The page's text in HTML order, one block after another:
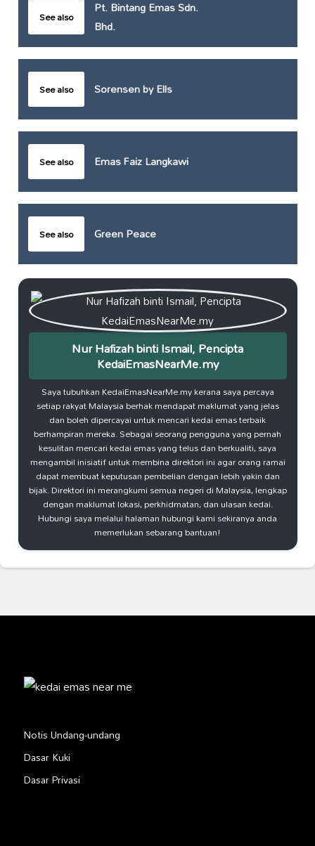
See also
Pt. Bintang Emas Sdn.
Bhd.
See also Sorensen by Ells
See also Emas Faiz Langkawi
See also Green Peace
Nur Hafizah binti Ismail, Pencipta
KedaiEmasNearMe.my
Saya tubuhkan KedaiEmasNearMe.my kerana saya percaya
setiap rakyat Malaysia berhak mendapat maklumat yang jelas
dan boleh dipercayai untuk mencari kedai emas terbaik
berhampiran mereka. Sebagai seorang pengguna yang pernah
kesulitan mencari kedai emas yang telus dan berkualiti, saya
mengambil inisiatif untuk membina direktori ini agar orang ramai
dapat membuat keputusan pembelian dengan lebih yakin dan
bijak. Direktori ini merangkumi semua negeri di Malaysia, lengkap
dengan maklumat lokasi, perkhidmatan, dan ulasan kedai.
Hubungi saya melalui halaman hubungi kami sekiranya anda
memerlukan sebarang bantuan!
Notis Undang-undang
Dasar Kuki
Dasar Privasi